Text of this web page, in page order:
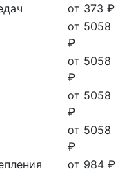
от 373 ₽
от 5058
₽
от 5058
₽
от 5058
₽
от 5058
₽
от 984 ₽